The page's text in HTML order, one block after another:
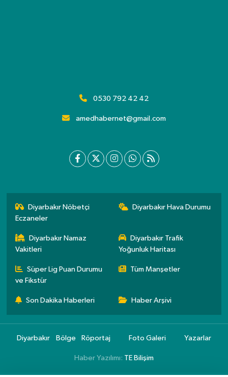
0530 792 42 42
amedhabernet@gmail.com
Diyarbakır Nöbetçi
Eczaneler
Diyarbakır Hava Durumu
Diyarbakır Namaz
Vakitleri
Diyarbakır Trafik
Yoğunluk Haritası
Süper Lig Puan Durumu
ve Fikstür
Tüm Manşetler
Son Dakika Haberleri Haber Arşivi
Diyarbakır Bölge Röportaj Foto Galeri Yazarlar
Haber Yazılımı: TE Bilişim